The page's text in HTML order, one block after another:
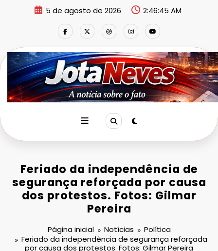
5 de agosto de 2026 2:46:46 AM
Feriado da independência de
segurança reforçada por causa
dos protestos. Fotos: Gilmar
Pereira
Página inicial Notícias
Política
Feriado da independência de segurança reforçada
por causa dos protestos. Fotos: Gilmar Pereira